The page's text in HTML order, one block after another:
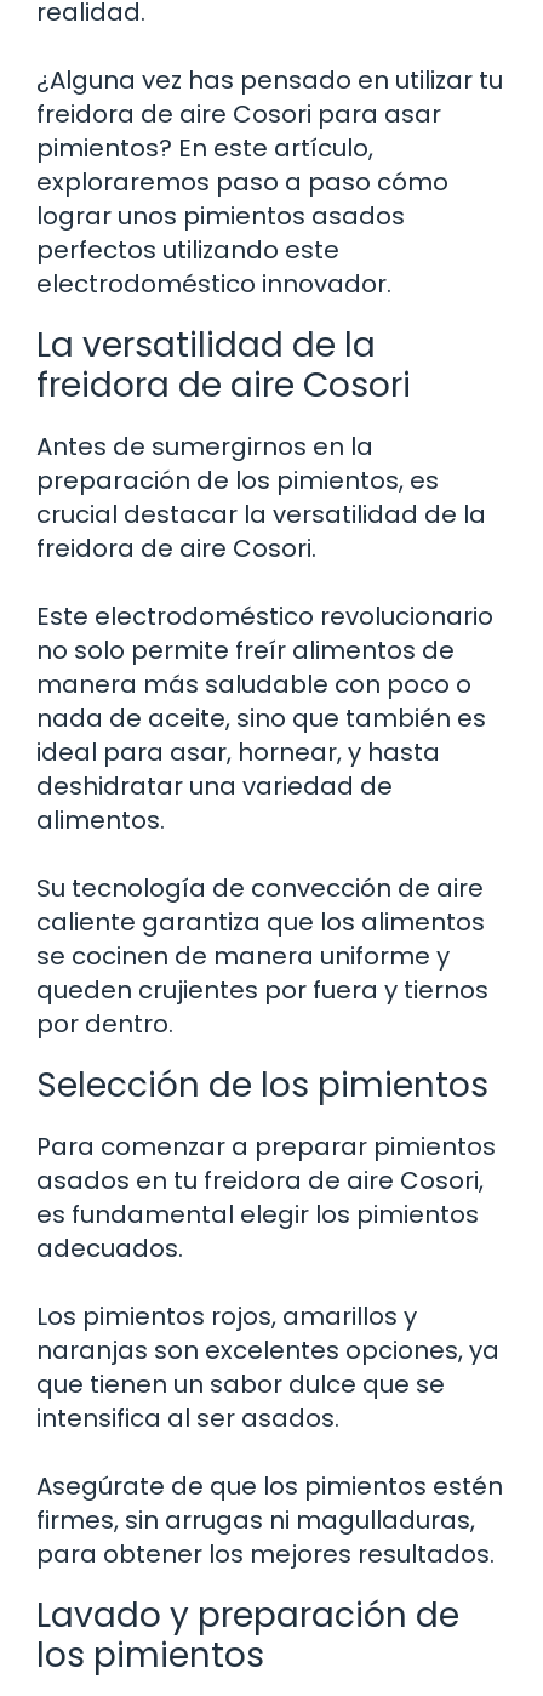
realidad.
¿Alguna vez has pensado en utilizar tu
freidora de aire Cosori para asar
pimientos? En este artículo,
exploraremos paso a paso cómo
lograr unos pimientos asados
perfectos utilizando este
electrodoméstico innovador.
La versatilidad de la
freidora de aire Cosori
Antes de sumergirnos en la
preparación de los pimientos, es
crucial destacar la versatilidad de la
freidora de aire Cosori.
Este electrodoméstico revolucionario
no solo permite freír alimentos de
manera más saludable con poco o
nada de aceite, sino que también es
ideal para asar, hornear, y hasta
deshidratar una variedad de
alimentos.
Su tecnología de convección de aire
caliente garantiza que los alimentos
se cocinen de manera uniforme y
queden crujientes por fuera y tiernos
por dentro.
Selección de los pimientos
Para comenzar a preparar pimientos
asados en tu freidora de aire Cosori,
es fundamental elegir los pimientos
adecuados.
Los pimientos rojos, amarillos y
naranjas son excelentes opciones, ya
que tienen un sabor dulce que se
intensifica al ser asados.
Asegúrate de que los pimientos estén
firmes, sin arrugas ni magulladuras,
para obtener los mejores resultados.
Lavado y preparación de
los pimientos